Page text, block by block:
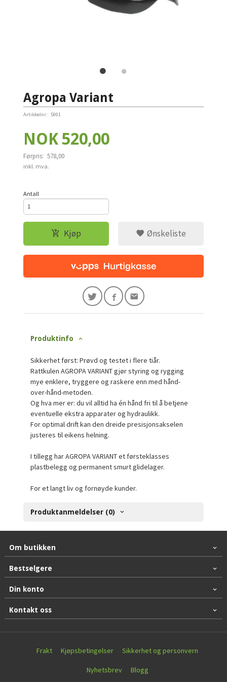
Agropa Variant
Artikkelnr.: 5001
Tilbud
NOK 520,00
Førpris: 578,00
Rabatt
inkl. mva.
Antall
Kjøp Ønskeliste
Produktinfo
Sikkerhet først: Prøvd og testet i flere tiår.
Rattkulen AGROPA VARIANT gjør styring og rygging
mye enklere, tryggere og raskere enn med hånd-
over-hånd-metoden.
Og hva mer er: du vil alltid ha én hånd fri til å betjene
eventuelle ekstra apparater og hydraulikk.
For optimal drift kan den dreide presisjonsakselen
justeres til eikens helning.
I tillegg har AGROPA VARIANT et førsteklasses
plastbelegg og permanent smurt glidelager.
For et langt liv og fornøyde kunder.
Produktanmeldelser (0)
Om butikken
Bestselgere
Din konto
Kontakt oss
Frakt Kjøpsbetingelser Sikkerhet og personvern
Nyhetsbrev Blogg